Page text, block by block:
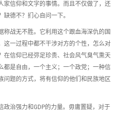
家信仰和文字的事情。而且不仅做了，还
德不？扪心自问一下。
称战无不胜。它利用这个跟血海深仇的国
这一过程中都不干涉对方的个性，怎么对
在信仰已经弥足珍贵、社会风气臭气熏天
都是自由，一个主义；一个政党；一种信
问题的方式，将有信仰的他们和民族地区
政治强力和GDP的力量。毋庸置疑，对于